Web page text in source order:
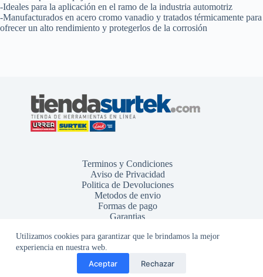
Utilizamos cookies para garantizar que le brindamos la mejor
experiencia en nuestra web.
Aceptar Rechazar
-Ideales para la aplicación en el ramo de la industria automotriz
-Manufacturados en acero cromo vanadio y tratados térmicamente para
ofrecer un alto rendimiento y protegerlos de la corrosión
Terminos y Condiciones
Aviso de Privacidad
Politica de Devoluciones
Metodos de envio
Formas de pago
Garantias